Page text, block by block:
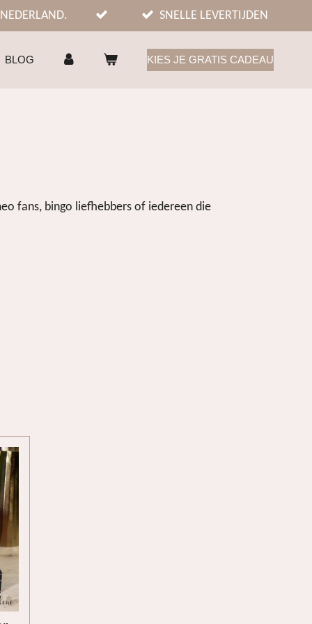
SNELLE LEVERTIJDEN
BLOG KIES JE GRATIS CADEAU
fans, bingo liefhebbers of iedereen die